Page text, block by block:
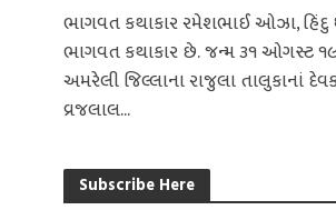
ભાગવત કથાકાર રમેશભાઈ ઓઝા, હિંદુ
ભાગવત કથાકાર છે. જન્મ ૩૧ ઓગસ્ટ
અમરેલી જિલ્લાના રાજુલા તાલુકાનાં
વ્રજલાલ...
Subscribe Here